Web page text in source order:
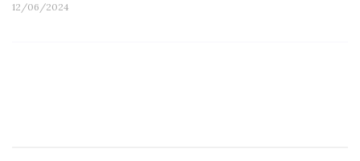
12/06/2024